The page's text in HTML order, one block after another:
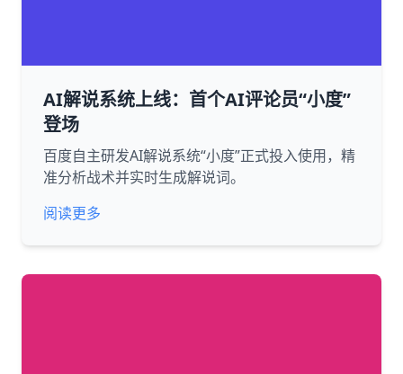
AI解说系统上线：首个AI评论员“小度”
登场
百度自主研发AI解说系统“小度”正式投入使用，精
准分析战术并实时生成解说词。
阅读更多